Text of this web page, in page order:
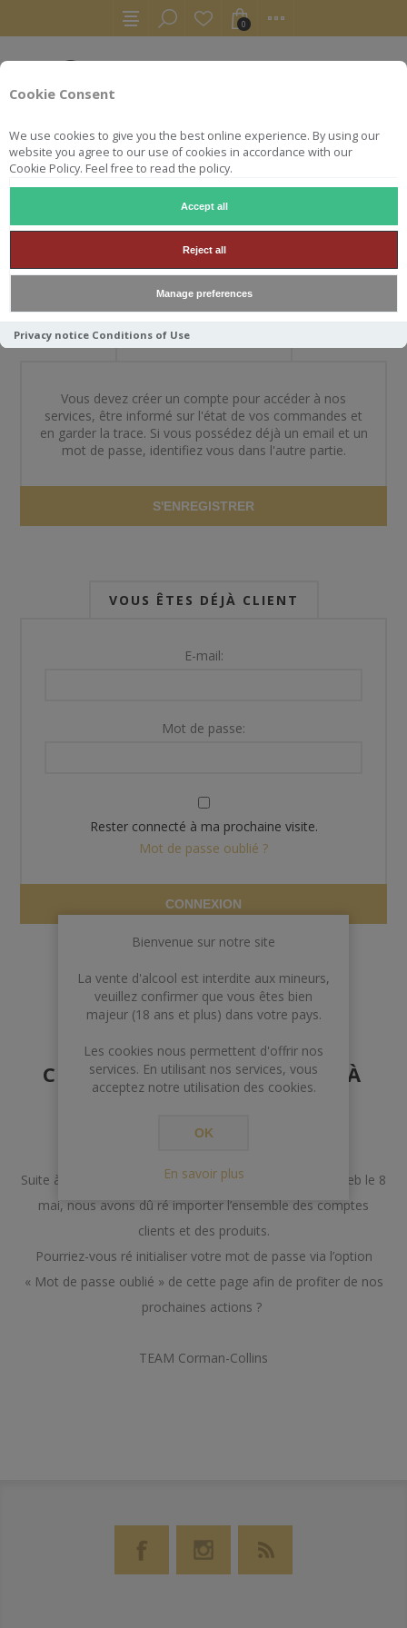
Cookie Consent
We use cookies to give you the best online experience. By using our
website you agree to our use of cookies in accordance with our
Cookie Policy. Feel free to read the policy.
Accept all
Reject all
Manage preferences
Privacy notice Conditions of Use
0
BIENVENUE DANS NOTRE
BOUTIQUE
NOUVEAU CLIENT
Vous devez créer un compte pour accéder à nos
services, être informé sur l'état de vos commandes et
en garder la trace. Si vous possédez déjà un email et un
mot de passe, identifiez vous dans l'autre partie.
S'ENREGISTRER
VOUS ÊTES DÉJÀ CLIENT
E-mail:
Mot de passe:
Rester connecté à ma prochaine visite.
Mot de passe oublié ?
CONNEXION
AVERTISSEMENT AUX
CLIENTS POSSÉDANT DÉJÀ
UN COMPTE
Suite à un incident lors de la mise à jour de notre site web le 8
mai, nous avons dû ré importer l’ensemble des comptes
clients et des produits.
Pourriez-vous ré initialiser votre mot de passe via l’option
« Mot de passe oublié » de cette page afin de profiter de nos
prochaines actions ?
TEAM Corman-Collins
Bienvenue sur notre site
La vente d'alcool est interdite aux mineurs,
veuillez confirmer que vous êtes bien
majeur (18 ans et plus) dans votre pays.
Les cookies nous permettent d'offrir nos
services. En utilisant nos services, vous
acceptez notre utilisation des cookies.
OK
En savoir plus